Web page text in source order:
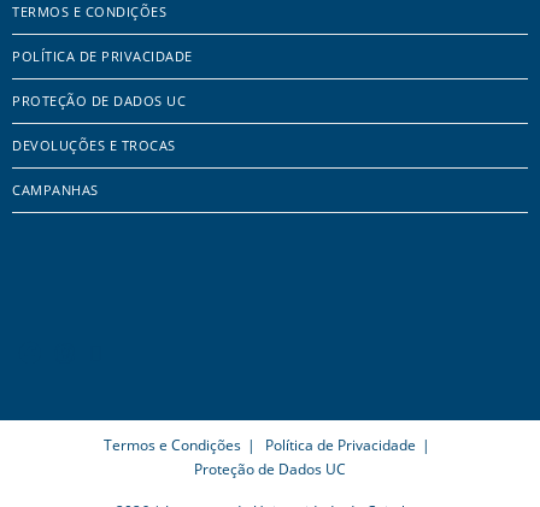
TERMOS E CONDIÇÕES
POLÍTICA DE PRIVACIDADE
PROTEÇÃO DE DADOS UC
DEVOLUÇÕES E TROCAS
CAMPANHAS
Termos e Condições
Política de Privacidade
Proteção de Dados UC